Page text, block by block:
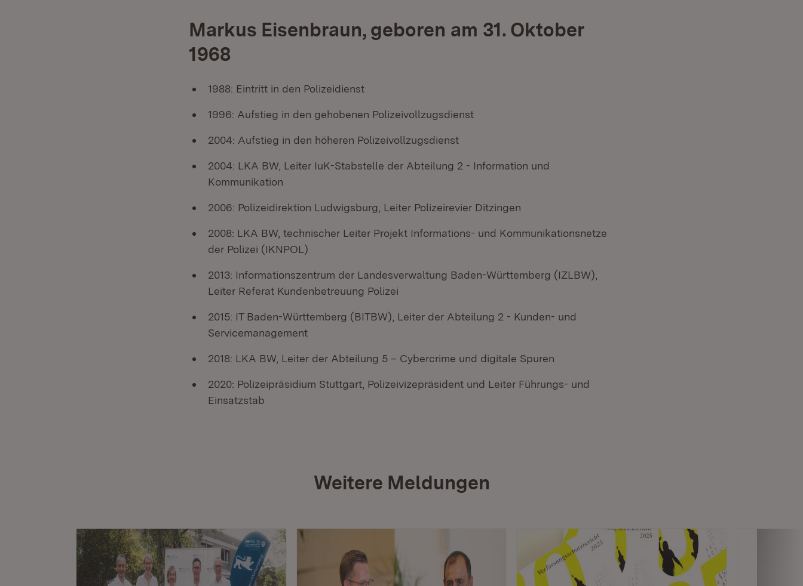
Markus Eisenbraun, geboren am 31. Oktober
1968
1988: Eintritt in den Polizeidienst
1996: Aufstieg in den gehobenen Polizeivollzugsdienst
2004: Aufstieg in den höheren Polizeivollzugsdienst
2004: LKA BW, Leiter IuK-Stabstelle der Abteilung 2 - Information und
Kommunikation
2006: Polizeidirektion Ludwigsburg, Leiter Polizeirevier Ditzingen
2008: LKA BW, technischer Leiter Projekt Informations- und Kommunikationsnetze
der Polizei (IKNPOL)
2013: Informationszentrum der Landesverwaltung Baden-Württemberg (IZLBW),
Leiter Referat Kundenbetreuung Polizei
2015: IT Baden-Württemberg (BITBW), Leiter der Abteilung 2 - Kunden- und
Servicemanagement
2018: LKA BW, Leiter der Abteilung 5 – Cybercrime und digitale Spuren
2020: Polizeipräsidium Stuttgart, Polizeivizepräsident und Leiter Führungs- und
Einsatzstab
Weitere Meldungen